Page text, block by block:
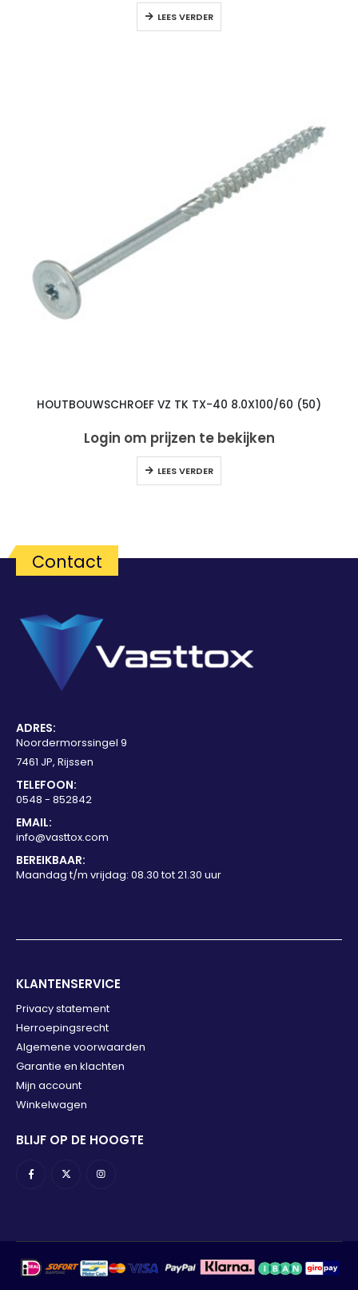
LEES VERDER
HOUTBOUWSCHROEF VZ TK TX-40 8.0X100/60 (50)
Login om prijzen te bekijken
LEES VERDER
Contact
ADRES:
Noordermorssingel 9
7461 JP, Rijssen
TELEFOON:
0548 - 852842
EMAIL:
info@vasttox.com
BEREIKBAAR:
Maandag t/m vrijdag: 08.30 tot 21.30 uur
KLANTENSERVICE
Privacy statement
Herroepingsrecht
Algemene voorwaarden
Garantie en klachten
Mijn account
Winkelwagen
BLIJF OP DE HOOGTE